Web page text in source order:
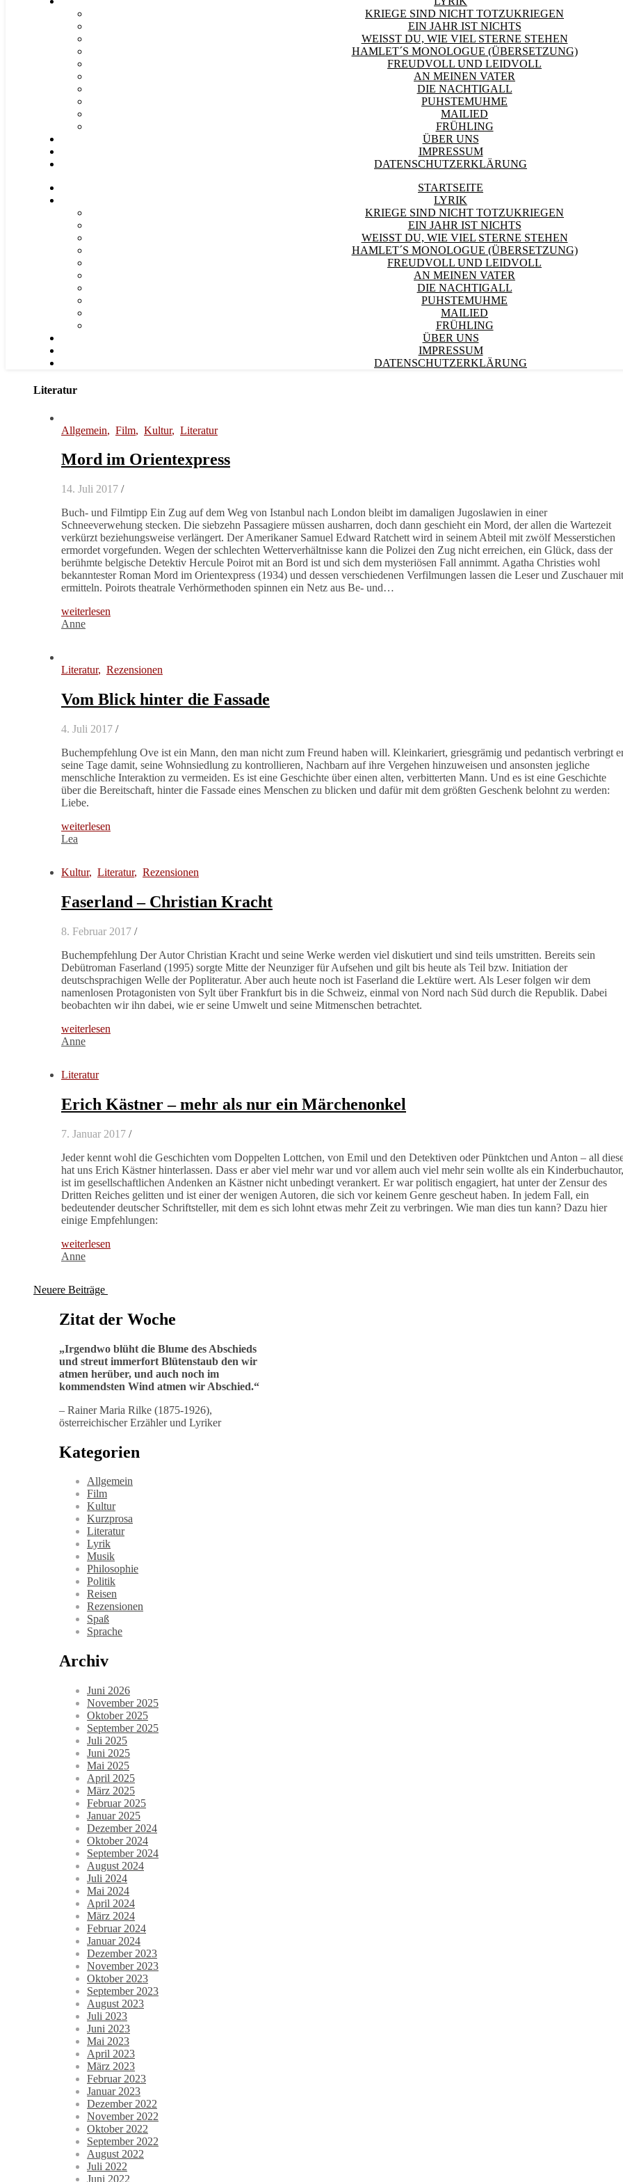
KRIEGE SIND NICHT TOTZUKRIEGEN
EIN JAHR IST NICHTS
WEISST DU, WIE VIEL STERNE STEHEN
HAMLET´S MONOLOGUE (ÜBERSETZUNG)
FREUDVOLL UND LEIDVOLL
AN MEINEN VATER
DIE NACHTIGALL
PUHSTEMUHME
MAILIED
FRÜHLING
ÜBER UNS
IMPRESSUM
DATENSCHUTZERKLÄRUNG
STARTSEITE
LYRIK
KRIEGE SIND NICHT TOTZUKRIEGEN
EIN JAHR IST NICHTS
WEISST DU, WIE VIEL STERNE STEHEN
HAMLET´S MONOLOGUE (ÜBERSETZUNG)
FREUDVOLL UND LEIDVOLL
AN MEINEN VATER
DIE NACHTIGALL
PUHSTEMUHME
MAILIED
FRÜHLING
ÜBER UNS
IMPRESSUM
DATENSCHUTZERKLÄRUNG
Literatur
Allgemein, Film, Kultur, Literatur
Mord im Orientexpress
14. Juli 2017 /
Buch- und Filmtipp Ein Zug auf dem Weg von Istanbul nach London bleibt im damaligen Jugoslawien in einer
Schneeverwehung stecken. Die siebzehn Passagiere müssen ausharren, doch dann geschieht ein Mord, der allen die Wartezeit
verkürzt beziehungsweise verlängert. Der Amerikaner Samuel Edward Ratchett wird in seinem Abteil mit zwölf Messerstichen
ermordet vorgefunden. Wegen der schlechten Wetterverhältnisse kann die Polizei den Zug nicht erreichen, ein Glück, dass der
berühmte belgische Detektiv Hercule Poirot mit an Bord ist und sich dem mysteriösen Fall annimmt. Agatha Christies wohl
bekanntester Roman Mord im Orientexpress (1934) und dessen verschiedenen Verfilmungen lassen die Leser und Zuschauer mit
ermitteln. Poirots theatrale Verhörmethoden spinnen ein Netz aus Be- und…
weiterlesen
Anne
Literatur, Rezensionen
Vom Blick hinter die Fassade
4. Juli 2017 /
Buchempfehlung Ove ist ein Mann, den man nicht zum Freund haben will. Kleinkariert, griesgrämig und pedantisch verbringt
seine Tage damit, seine Wohnsiedlung zu kontrollieren, Nachbarn auf ihre Vergehen hinzuweisen und ansonsten jegliche
menschliche Interaktion zu vermeiden. Es ist eine Geschichte über einen alten, verbitterten Mann. Und es ist eine Geschichte
über die Bereitschaft, hinter die Fassade eines Menschen zu blicken und dafür mit dem größten Geschenk belohnt zu werden:
Liebe.
weiterlesen
Lea
Kultur, Literatur, Rezensionen
Faserland – Christian Kracht
8. Februar 2017 /
Buchempfehlung Der Autor Christian Kracht und seine Werke werden viel diskutiert und sind teils umstritten. Bereits sein
Debütroman Faserland (1995) sorgte Mitte der Neunziger für Aufsehen und gilt bis heute als Teil bzw. Initiation der
deutschsprachigen Welle der Popliteratur. Aber auch heute noch ist Faserland die Lektüre wert. Als Leser folgen wir dem
namenlosen Protagonisten von Sylt über Frankfurt bis in die Schweiz, einmal von Nord nach Süd durch die Republik. Dabei
beobachten wir ihn dabei, wie er seine Umwelt und seine Mitmenschen betrachtet.
weiterlesen
Anne
Literatur
Erich Kästner – mehr als nur ein Märchenonkel
7. Januar 2017 /
Jeder kennt wohl die Geschichten vom Doppelten Lottchen, von Emil und den Detektiven oder Pünktchen und Anton – all
hat uns Erich Kästner hinterlassen. Dass er aber viel mehr war und vor allem auch viel mehr sein wollte als ein Kinderbuchautor,
ist im gesellschaftlichen Andenken an Kästner nicht unbedingt verankert. Er war politisch engagiert, hat unter der Zensur des
Dritten Reiches gelitten und ist einer der wenigen Autoren, die sich vor keinem Genre gescheut haben. In jedem Fall, ein
bedeutender deutscher Schriftsteller, mit dem es sich lohnt etwas mehr Zeit zu verbringen. Wie man dies tun kann? Dazu hier
einige Empfehlungen:
weiterlesen
Anne
Neuere Beiträge
Zitat der Woche
„Irgendwo blüht die Blume des Abschieds
und streut immerfort Blütenstaub den wir
atmen herüber, und auch noch im
kommendsten Wind atmen wir Abschied.“
– Rainer Maria Rilke (1875-1926),
österreichischer Erzähler und Lyriker
Kategorien
Allgemein
Film
Kultur
Kurzprosa
Literatur
Lyrik
Musik
Philosophie
Politik
Reisen
Rezensionen
Spaß
Sprache
Archiv
Juni 2026
November 2025
Oktober 2025
September 2025
Juli 2025
Juni 2025
Mai 2025
April 2025
März 2025
Februar 2025
Januar 2025
Dezember 2024
Oktober 2024
September 2024
August 2024
Juli 2024
Mai 2024
April 2024
März 2024
Februar 2024
Januar 2024
Dezember 2023
November 2023
Oktober 2023
September 2023
August 2023
Juli 2023
Juni 2023
Mai 2023
April 2023
März 2023
Februar 2023
Januar 2023
Dezember 2022
November 2022
Oktober 2022
September 2022
August 2022
Juli 2022
Juni 2022